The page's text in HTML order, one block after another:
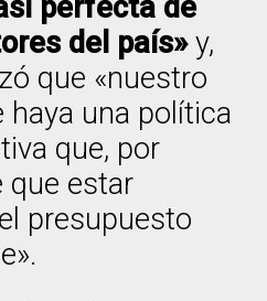
perfecta de
del país»y,
que «nuestro
haya una política
que, por
que estar
presupuesto